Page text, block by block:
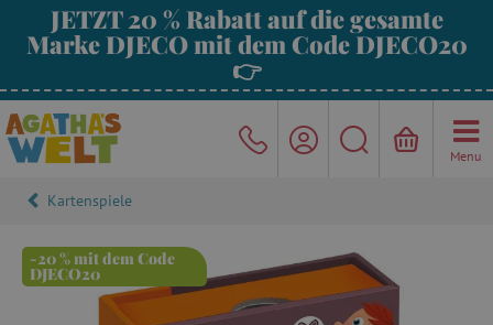
JETZT 20 % Rabatt auf die gesamte
Marke DJECO mit dem Code DJECO20
👉
Menu
Kartenspiele
-20 % mit dem Code
DJECO20